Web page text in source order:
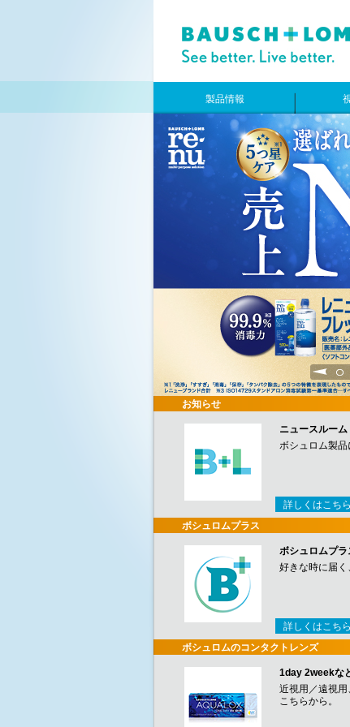
製品情報
1
お知らせ
ニュースルーム
ボシュロム製品
詳しくはこちら
ボシュロムプラス
ボシュロムプラ
好きな時に届く
詳しくはこちら
ボシュロムのコンタクトレンズ
1day 2weekな
近視用／遠視
こちらから。